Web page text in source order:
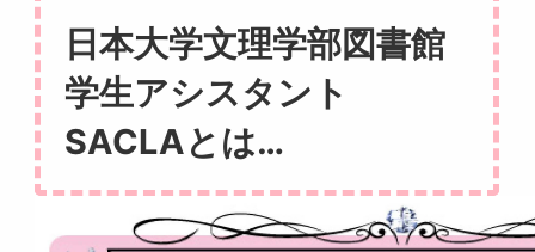
日本大学文理学部図書館
学生アシスタント
SACLAとは…